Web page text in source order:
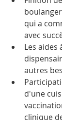
qui a
avec
Les aides
autres
d'une
clinique